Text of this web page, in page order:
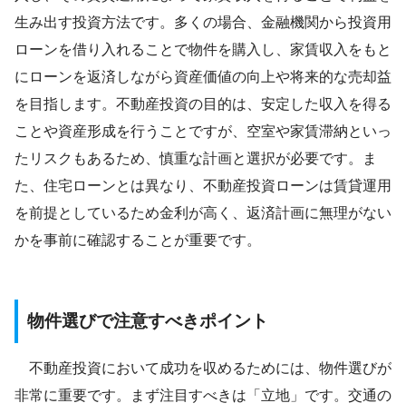
生み出す投資方法です。多くの場合、金融機関から投資用
ローンを借り入れることで物件を購入し、家賃収入をもと
にローンを返済しながら資産価値の向上や将来的な売却益
を目指します。不動産投資の目的は、安定した収入を得る
ことや資産形成を行うことですが、空室や家賃滞納といっ
たリスクもあるため、慎重な計画と選択が必要です。ま
た、住宅ローンとは異なり、不動産投資ローンは賃貸運用
を前提としているため金利が高く、返済計画に無理がない
かを事前に確認することが重要です。
物件選びで注意すべきポイント
不動産投資において成功を収めるためには、物件選びが
非常に重要です。まず注目すべきは「立地」です。交通の